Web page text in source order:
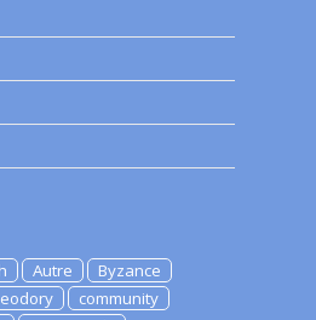
Autre
Byzance
community